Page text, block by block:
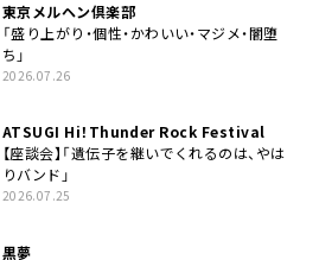
東京メルヘン倶楽部
「盛り上がり・個性・かわいい・マジメ・闇堕
ち」
2026.07.26
ATSUGI Hi！Thunder Rock Festival
【座談会】「遺伝子を継いでくれるのは、やは
りバンド」
2026.07.25
黒夢